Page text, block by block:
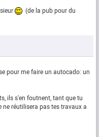
(de la pub pour du
pour me faire un autocado: un
ils s'en foutnent, tant que tu
réutilisera pas tes travaux a